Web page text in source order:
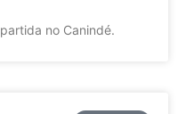
no Canindé.